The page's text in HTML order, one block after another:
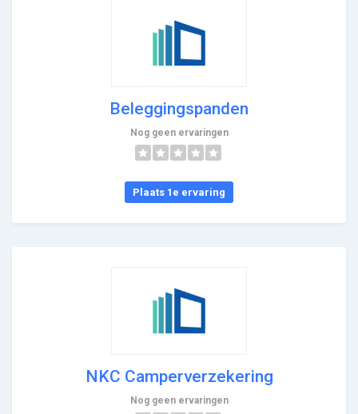
Beleggingspanden
Nog geen ervaringen
Plaats 1e ervaring
NKC Camperverzekering
Nog geen ervaringen